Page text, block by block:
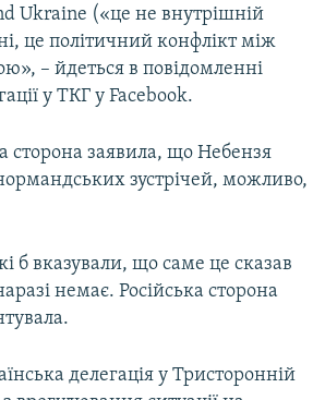
Ukraine («це не внутрішній
це політичний конфлікт між
– йдеться в повідомленні
у ТКГ у Facebook.
сторона заявила, що Небензя
зустрічей, можливо,
б вказували, що саме це сказав
немає. Російська сторона
делегація у Тристоронній